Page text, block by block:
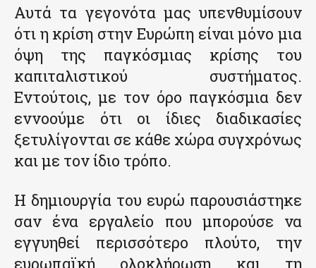
Αυτά τα γεγονότα μας υπενθυμίσουν
ότι η κρίση στην Ευρώπη είναι μόνο μια
όψη της παγκόσμιας κρίσης του
καπιταλιστικού συστήματος.
Εντούτοις, με τον όρο παγκόσμια δεν
εννοούμε ότι οι ίδιες διαδικασίες
ξετυλίγονται σε κάθε χώρα συγχρόνως
και με τον ίδιο τρόπο.
Η δημιουργία του ευρώ παρουσιάστηκε
σαν ένα εργαλείο που μπορούσε να
εγγυηθεί περισσότερο πλούτο, την
ευρωπαϊκή ολοκλήρωση και τη